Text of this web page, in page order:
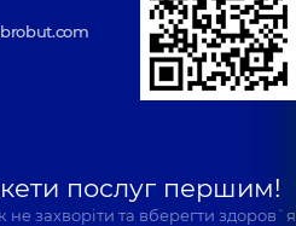
послуг першим!
захворіти та вберегти